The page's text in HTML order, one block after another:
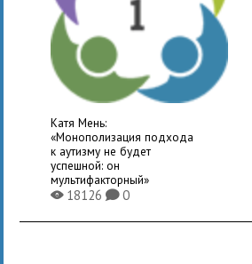
Катя Мень:
«Монополизация подхода
к аутизму не будет
успешной: он
мультифакторный»
X18126K0